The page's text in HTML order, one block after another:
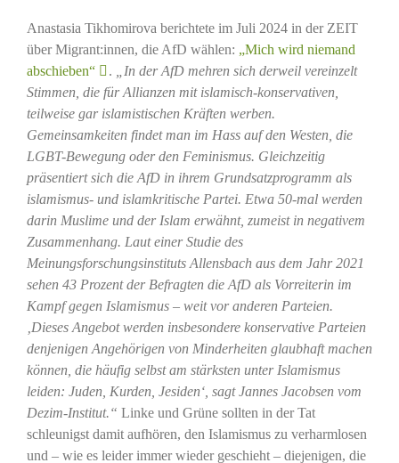
Anastasia Tikhomirova berichtete im Juli 2024 in der ZEIT
über Migrant:innen, die AfD wählen: „Mich wird niemand
abschieben“
.
„In der AfD mehren sich derweil vereinzelt
Stimmen, die für Allianzen mit islamisch-konservativen,
teilweise gar islamistischen Kräften werben.
Gemeinsamkeiten findet man im Hass auf den Westen, die
LGBT-Bewegung oder den Feminismus. Gleichzeitig
präsentiert sich die AfD in ihrem Grundsatzprogramm als
islamismus- und islamkritische Partei. Etwa 50-mal werden
darin Muslime und der Islam erwähnt, zumeist in negativem
Zusammenhang. Laut einer Studie des
Meinungsforschungsinstituts Allensbach aus dem Jahr 2021
sehen 43 Prozent der Befragten die AfD als Vorreiterin im
Kampf gegen Islamismus – weit vor anderen Parteien.
‚Dieses Angebot werden insbesondere konservative Parteien
denjenigen Angehörigen von Minderheiten glaubhaft machen
können, die häufig selbst am stärksten unter Islamismus
leiden: Juden, Kurden, Jesiden‘, sagt Jannes Jacobsen vom
Dezim-Institut.“ Linke und Grüne sollten in der Tat
schleunigst damit aufhören, den Islamismus zu verharmlosen
und – wie es leider immer wieder geschieht – diejenigen, die